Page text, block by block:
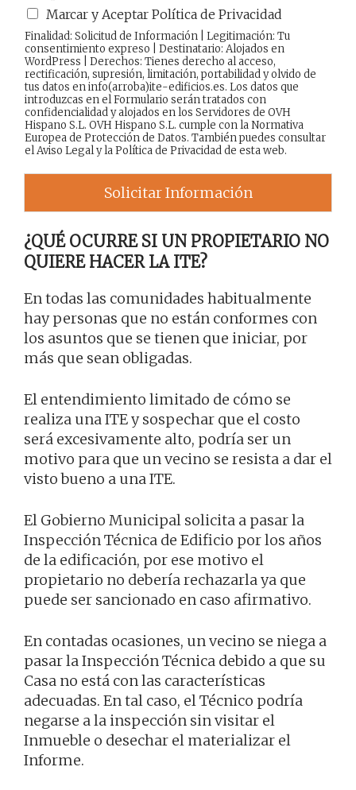
Marcar y Aceptar Política de Privacidad
Finalidad: Solicitud de Información | Legitimación: Tu
consentimiento expreso | Destinatario: Alojados en
WordPress | Derechos: Tienes derecho al acceso,
rectificación, supresión, limitación, portabilidad y olvido de
tus datos en info(arroba)ite-edificios.es. Los datos que
introduzcas en el Formulario serán tratados con
confidencialidad y alojados en los Servidores de OVH
Hispano S.L. OVH Hispano S.L. cumple con la Normativa
Europea de Protección de Datos. También puedes consultar
elAviso Legaly laPolítica de Privacidadde esta web.
Solicitar Información
¿QUÉ OCURRE SI UN PROPIETARIO NO
QUIERE HACER LA ITE?
En todas las comunidades habitualmente
hay personas que no están conformes con
los asuntos que se tienen que iniciar, por
más que sean obligadas.
El entendimiento limitado de cómo se
realiza una ITE y sospechar que el costo
será excesivamente alto, podría ser un
motivo para que un vecino se resista a dar el
visto bueno a una ITE.
El Gobierno Municipal solicita a pasar la
Inspección Técnica de Edificio por los años
de la edificación, por ese motivo el
propietario no debería rechazarla ya que
puede ser sancionado en caso afirmativo.
En contadas ocasiones, un vecino se niega a
pasar la Inspección Técnica debido a que su
Casa no está con las características
adecuadas. En tal caso, el Técnico podría
negarse a la inspección sin visitar el
Inmueble o desechar el materializar el
Informe.